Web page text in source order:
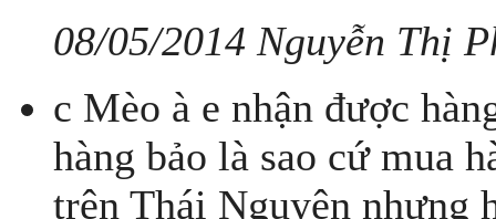
08/05/2014 Nguyễn Thị
c Mèo à e nhận được
hàng bảo là sao cứ mua
trên Thái Nguyên nhưng